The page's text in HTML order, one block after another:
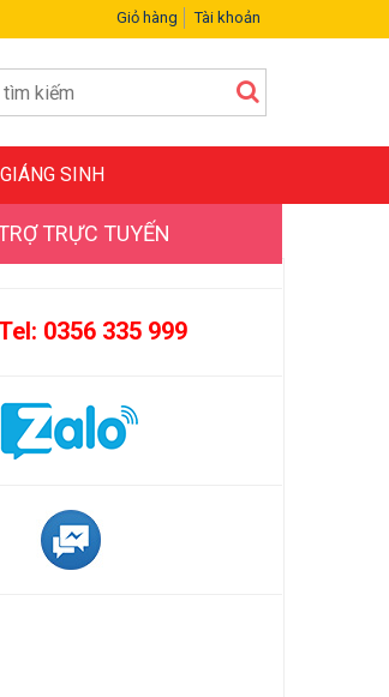
Giỏ hàng Tài khoản
SINH
TRỰC TUYẾN
0356 335 999